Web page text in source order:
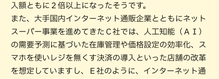
入額ともに２倍以上になったそうです。
また、大手国内インターネット通販企業とともにネット
スーパー事業を進めてきたＣ社では、人工知能（ＡＩ）
の需要予測に基づいた在庫管理や価格設定の効率化、ス
マホを使いレジを無くす決済の導入といった店舗の改革
を想定していますし、Ｅ社のように、インターネット通